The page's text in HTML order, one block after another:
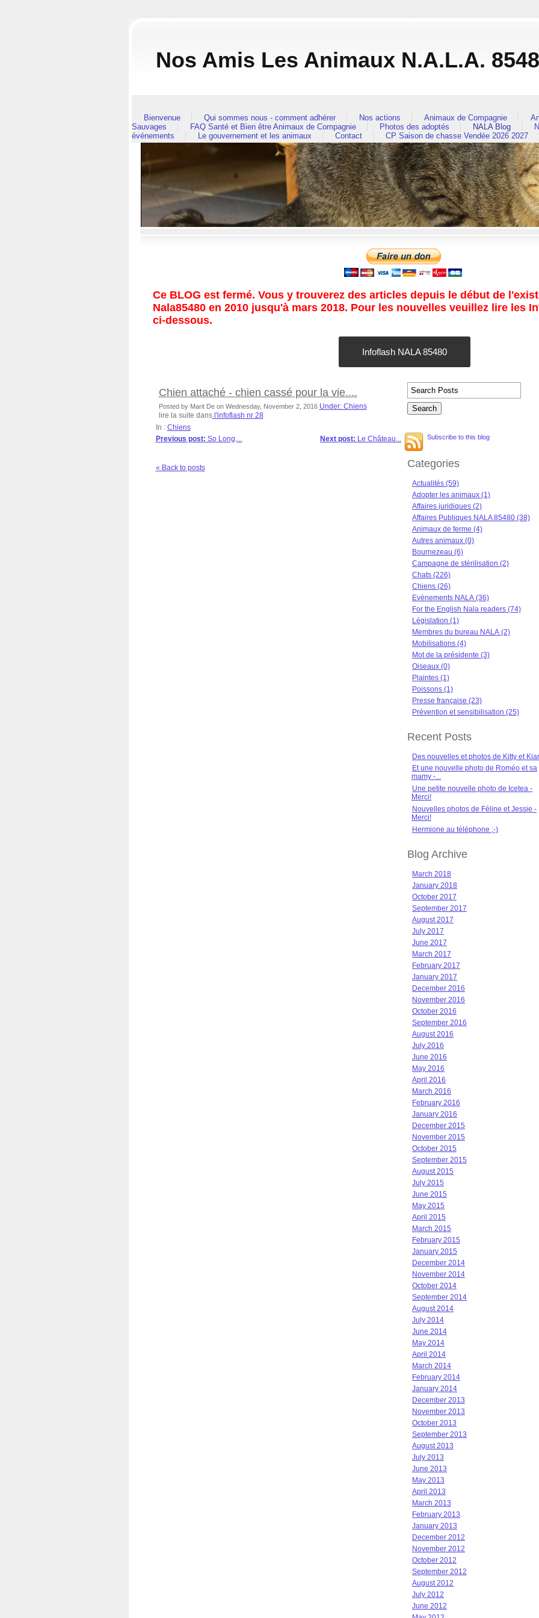
Nos Amis Les Animaux N.A.L.A.
Bienvenue Qui sommes nous - comment adhérer Nos actions Animaux de Compagnie
Sauvages
FAQ Santé et Bien être Animaux de Compagnie Photos des adoptés NALA Blog
événements
Le gouvernement et les animaux Contact CP Saison de chasse Vendée 2026 2027
Ce BLOG est fermé. Vous y trouverez des articles depuis le début de
Nala85480 en 2010 jusqu'à mars 2018. Pour les nouvelles veuillez lire les
ci-dessous.
Infoflash NALA 85480
Chien attaché - chien cassé pour la vie....
Posted by Marit De on Wednesday, November 2, 2016 Under: Chiens
lire la suite dansl'infoflash nr 28
In : Chiens
Next post: Le Château...
Previous post: So Long,...
« Back to posts
Subscribe to this blog
Categories
Actualités (59)
Adopter les animaux (1)
Affaires juridiques (2)
Affaires Publiques NALA 85480 (38)
Animaux de ferme (4)
Autres animaux (0)
Bournezeau (6)
Campagne de stérilisation (2)
Chats (226)
Chiens (26)
Evènements NALA (36)
For the English Nala readers (74)
Législation (1)
Membres du bureau NALA (2)
Mobilisations (4)
Mot de la présidente (3)
Oiseaux (0)
Plaintes (1)
Poissons (1)
Presse française (23)
Prévention et sensibilisation (25)
Recent Posts
Des nouvelles et photos de Kitty et
Et une nouvelle photo de Roméo et sa
mamy -...
Une petite nouvelle photo de Icetea -
Merci!
Nouvelles photos de Féline et Jessie -
Merci!
Hermione au téléphone ;-)
Blog Archive
March 2018
January 2018
October 2017
September 2017
August 2017
July 2017
June 2017
March 2017
February 2017
January 2017
December 2016
November 2016
October 2016
September 2016
August 2016
July 2016
June 2016
May 2016
April 2016
March 2016
February 2016
January 2016
December 2015
November 2015
October 2015
September 2015
August 2015
July 2015
June 2015
May 2015
April 2015
March 2015
February 2015
January 2015
December 2014
November 2014
October 2014
September 2014
August 2014
July 2014
June 2014
May 2014
April 2014
March 2014
February 2014
January 2014
December 2013
November 2013
October 2013
September 2013
August 2013
July 2013
June 2013
May 2013
April 2013
March 2013
February 2013
January 2013
December 2012
November 2012
October 2012
September 2012
August 2012
July 2012
June 2012